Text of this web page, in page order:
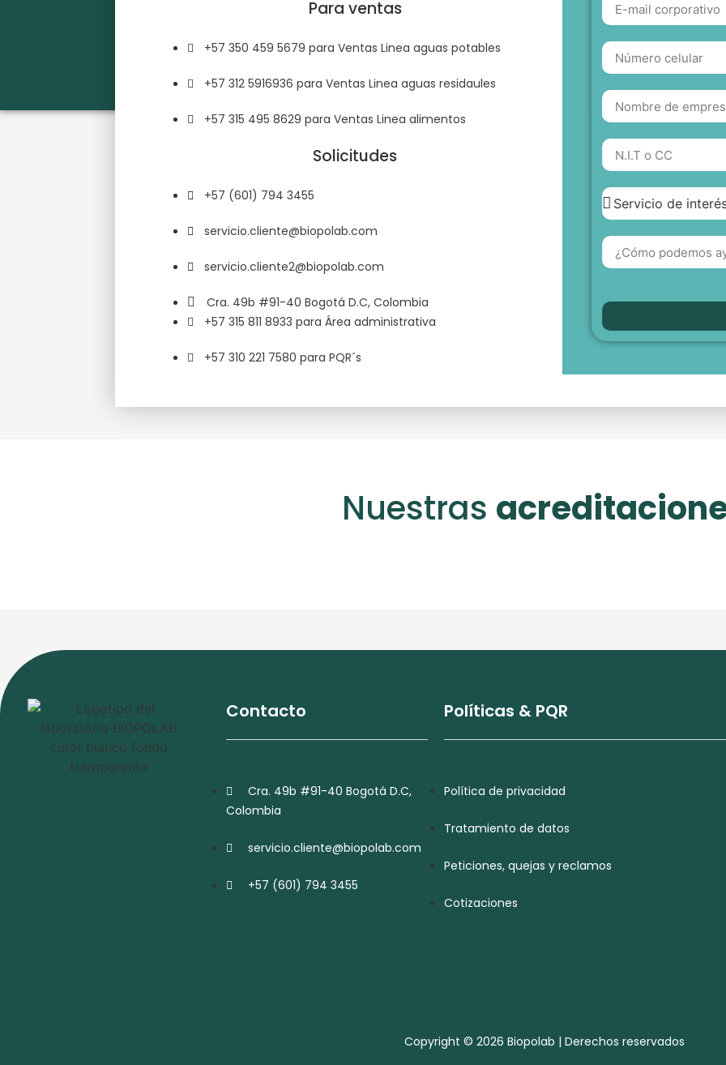
Para ventas
+57 350 459 5679 para Ventas Linea aguas potables
+57 312 5916936 para Ventas Linea aguas residaules
+57 315 495 8629 para Ventas Linea alimentos
Solicitudes
+57 (601) 794 3455
servicio.cliente@biopolab.com
servicio.cliente2@biopolab.com
Cra. 49b #91-40 Bogotá D.C, Colombia
+57 315 811 8933 para Área administrativa
+57 310 221 7580 para PQR´s
Nuestras
Contacto
Cra. 49b #91-40 Bogotá D.C,
Colombia
servicio.cliente@biopolab.com
+57 (601) 794 3455
Políticas & PQR
Política de privacidad
Tratamiento de datos
Peticiones, quejas y reclamos
Cotizaciones
Copyright © 2026 Biopolab | Derechos reservados